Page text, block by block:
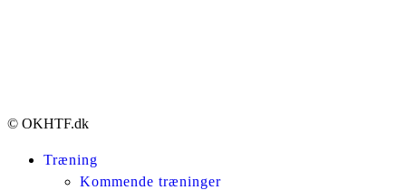
© OKHTF.dk
Træning
Kommende træninger